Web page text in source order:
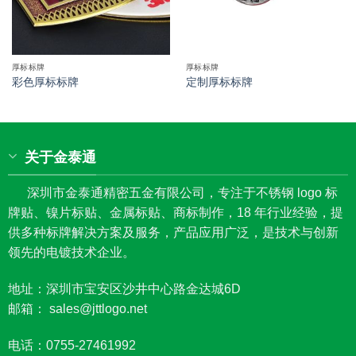
厚标标牌
彩色厚标标牌
厚标标牌
定制厚标标牌
关于金泰通
深圳市金泰通精密五金有限公司，专注于不锈钢 logo 标
牌贴、镍片标贴、金属标贴、商标制作，18 年行业经验，提
供多种标牌解决方案及服务，产品应用广泛，是技术与创新
领先的电镀技术企业。
地址：深圳市宝安区沙井中心路金达城6D
邮箱： sales@jttlogo.net
电话：0755-27461992